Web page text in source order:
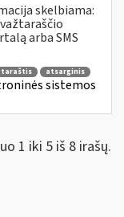
skelbiama:
arba SMS
atsarginis
sistemos
1 iki 5 iš 8 irašų.